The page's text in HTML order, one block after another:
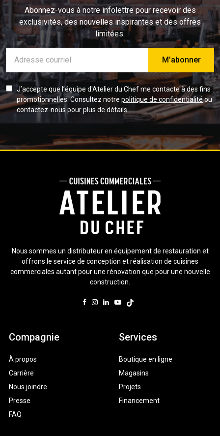
Abonnez-vous à notre infolettre pour recevoir des
exclusivités, des nouvelles inspirantes et des offres
limitées.
mail
J’accepte que l’équipe d'Atelier du Chef me contacte à des fins
promotionnelles. Consultez notre politique de confidentialitéou
contactez-nous pour plus de détails.
Nous sommes un distributeur en équipement de restauration et
offrons le service de conception et réalisation de cuisines
commerciales autant pour une rénovation que pour une nouvelle
construction.
Compagnie
À propos
Carrière
Nous joindre
Presse
FAQ
Services
Boutique en ligne
Magasins
Projets
Financement